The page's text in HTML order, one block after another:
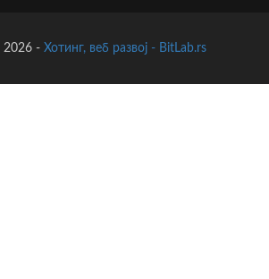
2026 - Хотинг, веб развој - BitLab.rs